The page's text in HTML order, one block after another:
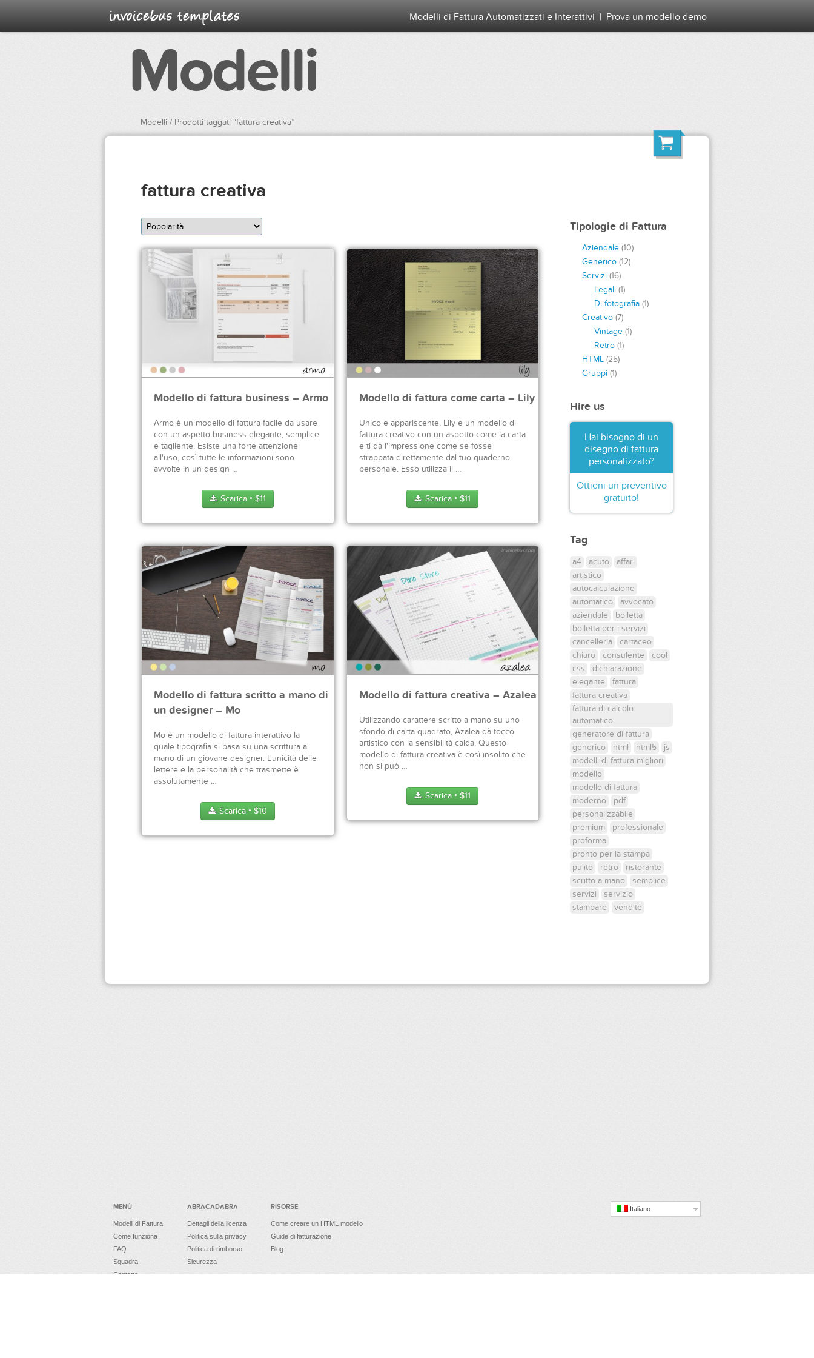
Modelli di Fattura Automatizzati e Interattivi | Prova un modello demo
Modelli
Modelli / Prodotti taggati “fattura creativa”
fattura creativa
Modello di fattura business – Armo
Armo è un modello di fattura facile da usare
con un aspetto business elegante, semplice
e tagliente. Esiste una forte attenzione
all'uso, così tutte le informazioni sono
avvolte in un design …
Scarica ● $11
Modello di fattura come carta – Lily
Unico e appariscente, Lily è un modello di
fattura creativo con un aspetto come la carta
e ti dà l'impressione come se fosse
strappata direttamente dal tuo quaderno
personale. Esso utilizza il …
Scarica● $11
Modello di fattura scritto a mano di
un designer – Mo
Mo è un modello di fattura interattivo la
quale tipografia si basa su una scrittura a
mano di un giovane designer. L'unicità delle
lettere e la personalità che trasmette è
assolutamente …
Scarica ● $10
Modello di fattura creativa – Azalea
Utilizzando carattere scritto a mano su uno
sfondo di carta quadrato, Azalea dà tocco
artistico con la sensibilità calda. Questo
modello di fattura creativa è così insolito che
non si può …
Scarica● $11
Tipologie di Fattura
Aziendale (10)
Generico (12)
Servizi (16)
Legali (1)
Di fotografia (1)
Creativo (7)
Vintage (1)
Retro (1)
HTML (25)
Gruppi (1)
Hire us
Hai bisogno di un
disegno di fattura
personalizzato?
Ottieni un preventivo
gratuito!
Tag
a4 acuto
affari
artistico
autocalculazione
automatico
avvocato
aziendale
bolletta
bolletta per i servizi
cancelleria
cartaceo
chiaro
consulente
cool
css
dichiarazione
elegante
fattura
fattura creativa
fattura di calcolo
automatico
generatore di fattura
generico
html html5
js
modelli di fattura migliori
modello
modello di fattura
moderno
pdf
personalizzabile
premium
professionale
proforma
pronto per la stampa
pulito
retro
ristorante
scritto a mano
semplice
servizi
servizio
stampare
vendite
MENÙ
Modelli di Fattura
Come funziona
FAQ
Squadra
Contatto
ABRACADABRA
Dettagli della licenza
Politica sulla privacy
Politica di rimborso
Sicurezza
RISORSE
Come creare un HTML modello
Guide di fatturazione
Blog
Italiano